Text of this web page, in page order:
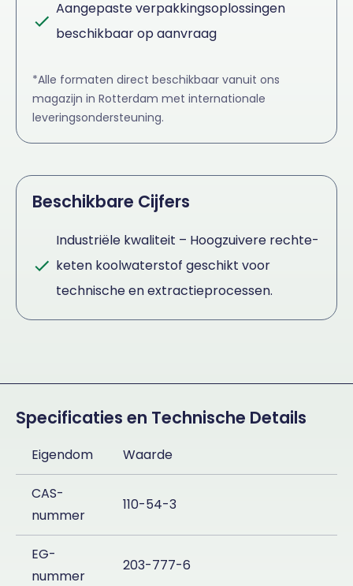
Aangepaste verpakkingsoplossingen
beschikbaar op aanvraag
*Alle formaten direct beschikbaar vanuit ons
magazijn in Rotterdam met internationale
leveringsondersteuning.
Beschikbare Cijfers
Industriële kwaliteit – Hoogzuivere rechte-
keten koolwaterstof geschikt voor
technische en extractieprocessen.
Specificaties en Technische Details
Eigendom Waarde
CAS-
nummer
110-54-3
EG-
nummer
203-777-6